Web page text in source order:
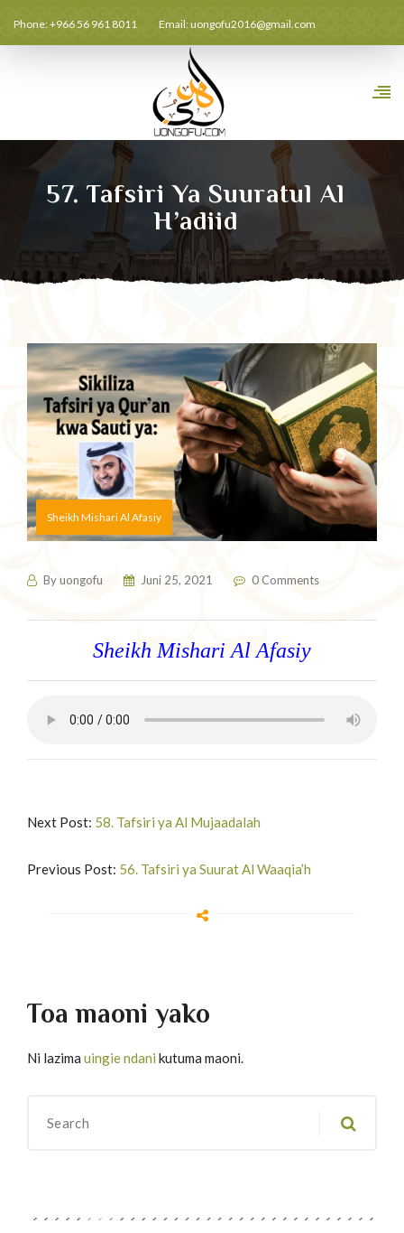
Phone: +966 56 961 8011 Email:uongofu2016@gmail.com
57. Tafsiri Ya Suuratul Al
H’adiid
Sheikh Mishari Al Afasiy
Byuongofu Juni 25, 2021 0 Comments
Sheikh Mishari Al Afasiy
Next Post: 58. Tafsiri ya Al Mujaadalah
Previous Post: 56. Tafsiri ya Suurat Al Waaqia’h
Toa maoni yako
Ni lazima uingie ndani kutuma maoni.